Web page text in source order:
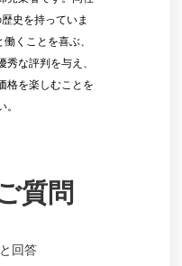
史を持っていま
くことを喜ぶ、
な評判を与え、
格を楽しむことを
質問
回答